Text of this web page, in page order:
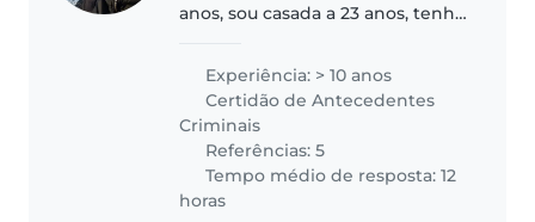
anos, sou casada a 23 anos, tenho
uma pessoa muito ativa, amiga,
prestativa, discreta, sou cristã,..
Experiência: > 10 anos
Certidão de Antecedentes
Criminais
Referências: 5
Tempo médio de resposta: 12
horas